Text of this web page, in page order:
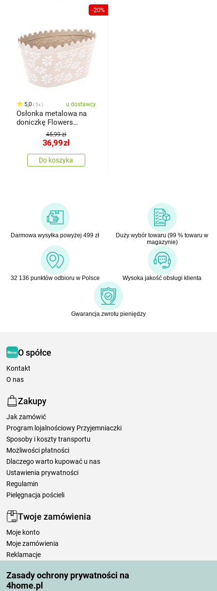
Zasady ochrony prywatności na
4home.pl
-20%
5,0 5x u dostawcy
Osłonka metalowa na
doniczkę Flowers
beżowy, 22 x 11 x 14,5
45,99 zł
36,99zł
Do koszyka
Darmowa wysyłka powyżej 499 zł
Duży wybór towaru (99 % towaru w
magazynie)
32 136 punktów odbioru w Polsce Wysoka jakość obsługi klienta
Gwarancja zwrotu pieniędzy
O spółce
Kontakt
O nas
Zakupy
Jak zamówić
Program lojalnościowy Przyjemniaczki
Sposoby i koszty transportu
Możliwości płatności
Dlaczego warto kupować u nas
Ustawienia prywatności
Regulamin
Pielęgnacja pościeli
Twoje zamówienia
Moje konto
Moje zamówienia
Reklamacje
Zasady przetwarzania recenzji